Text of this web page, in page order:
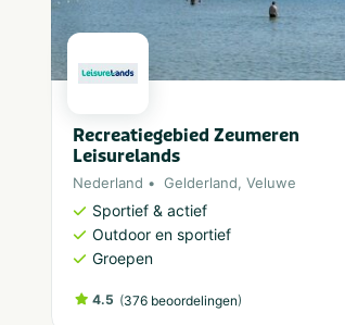
Recreatiegebied Zeumeren
Leisurelands
Nederland Gelderland, Veluwe
Sportief & actief
Outdoor en sportief
Groepen
4.5 (376 beoordelingen)